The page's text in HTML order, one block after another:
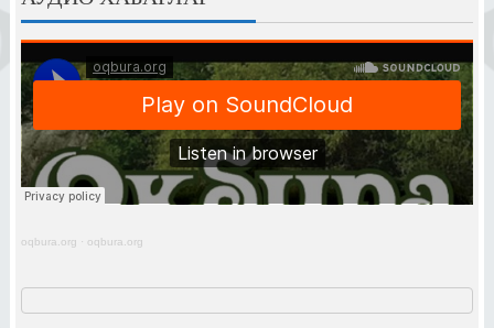
oqbura.org · oqbura.org